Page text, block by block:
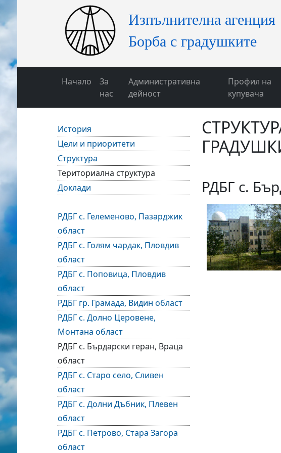
Начало
За
нас
Административна
дейност
Профил на
купувача
История
Цели и приоритети
Структура
Териториална структура
Доклади
РДБГ с. Гелеменово, Пазарджик
област
РДБГ с. Голям чардак, Пловдив
област
РДБГ с. Поповица, Пловдив
област
РДБГ гр. Грамада, Видин област
РДБГ с. Долно Церовене,
Монтана област
РДБГ с. Бърдарски геран, Враца
област
РДБГ с. Старо село, Сливен
област
РДБГ с. Долни Дъбник, Плевен
област
РДБГ с. Петрово, Стара Загора
област
РДБГ с.